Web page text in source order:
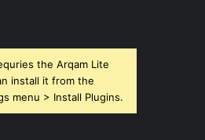
the Arqam Lite
install it from the
menu > Install Plugins.